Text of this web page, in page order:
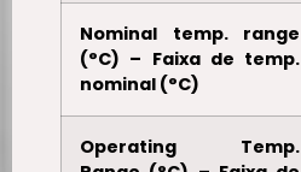
Nominal temp. range
(°C) – Faixa de temp.
nominal (°C)
Operating Temp.